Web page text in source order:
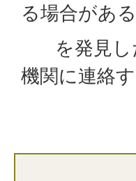
る場合があ
を発見し
機関に連絡す